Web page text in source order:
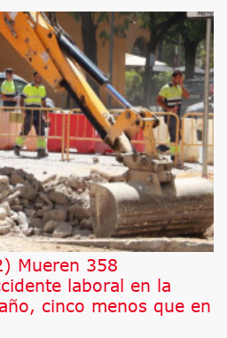
Mueren 358
laboral en la
cinco menos que en